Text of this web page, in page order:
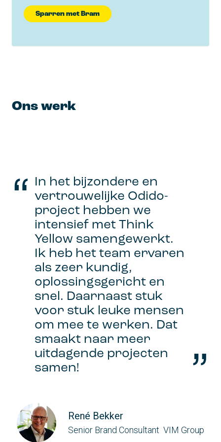
Sparren met Bram
Ons werk
Corporate
animatie
Vormgevingspakket
Social
Vormgevingspakket
Social
animatie
Uitleg
animatie
Social
animatie
animatie
In het bijzondere en
vertrouwelijke Odido-
project hebben we
intensief met Think
Yellow samengewerkt.
Ik heb het team ervaren
als zeer kundig,
oplossingsgericht en
snel. Daarnaast stuk
voor stuk leuke mensen
om mee te werken. Dat
smaakt naar meer
uitdagende projecten
samen!
René Bekker
Senior Brand Consultant VIM Group